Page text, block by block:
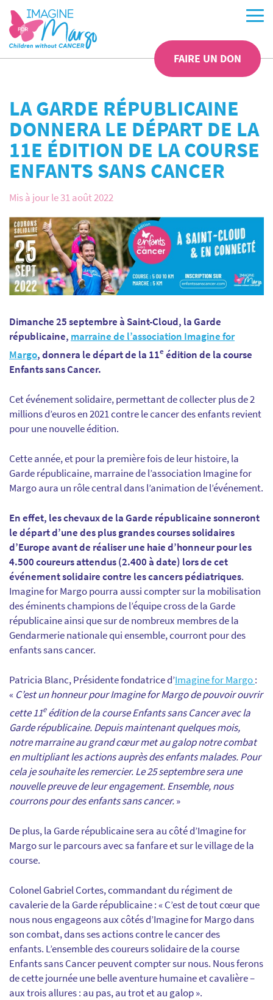
FAIRE UN DON
LA GARDE RÉPUBLICAINE
DONNERA LE DÉPART DE LA
11E ÉDITION DE LA COURSE
ENFANTS SANS CANCER
Mis à jour le 31 août 2022
Dimanche 25 septembre à Saint-Cloud, la Garde
républicaine, marraine de l’association Imagine for
Margo, donnera le départ de la 11e édition de la course
Enfants sans Cancer.
Cet événement solidaire, permettant de collecter plus de 2
millions d’euros en 2021 contre le cancer des enfants revient
pour une nouvelle édition.
Cette année, et pour la première fois de leur histoire, la
Garde républicaine, marraine de l’association Imagine for
Margo aura un rôle central dans l’animation de l’événement.
En effet, les chevaux de la Garde républicaine sonneront
le départ d’une des plus grandes courses solidaires
d’Europe avant de réaliser une haie d’honneur pour les
4.500 coureurs attendus (2.400 à date) lors de cet
événement solidaire contre les cancers pédiatriques.
Imagine for Margo pourra aussi compter sur la mobilisation
des éminents champions de l’équipe cross de la Garde
républicaine ainsi que sur de nombreux membres de la
Gendarmerie nationale qui ensemble, courront pour des
enfants sans cancer.
Patricia Blanc, Présidente fondatrice d’Imagine for Margo:
« C’est un honneur pour Imagine for Margo de pouvoir ouvrir
cette 11eédition de la course Enfants sans Cancer avec la
Garde républicaine. Depuis maintenant quelques mois,
notre marraine au grand cœur met au galop notre combat
en multipliant les actions auprès des enfants malades. Pour
cela je souhaite les remercier. Le 25 septembre sera une
nouvelle preuve de leur engagement. Ensemble, nous
courrons pour des enfants sans cancer.»
De plus, la Garde républicaine sera au côté d’Imagine for
Margo sur le parcours avec sa fanfare et sur le village de la
course.
Colonel Gabriel Cortes, commandant du régiment de
cavalerie de la Garde républicaine : « C’est de tout cœur que
nous nous engageons aux côtés d’Imagine for Margo dans
son combat, dans ses actions contre le cancer des
enfants. L’ensemble des coureurs solidaire de la course
Enfants sans Cancer peuvent compter sur nous. Nous ferons
de cette journée une belle aventure humaine et cavalière –
aux trois allures : au pas, au trot et au galop ».